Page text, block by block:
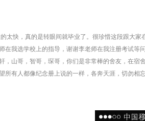
太快，真的是转眼间就毕业了。很珍惜这段跟大
在我选学校上的指导，谢谢李老师在我注册考试等
，山哥，智哥，琛哥，你们是非常棒的舍友，在
所有人都像纪念册上说的一样，各奔天涯，切勿